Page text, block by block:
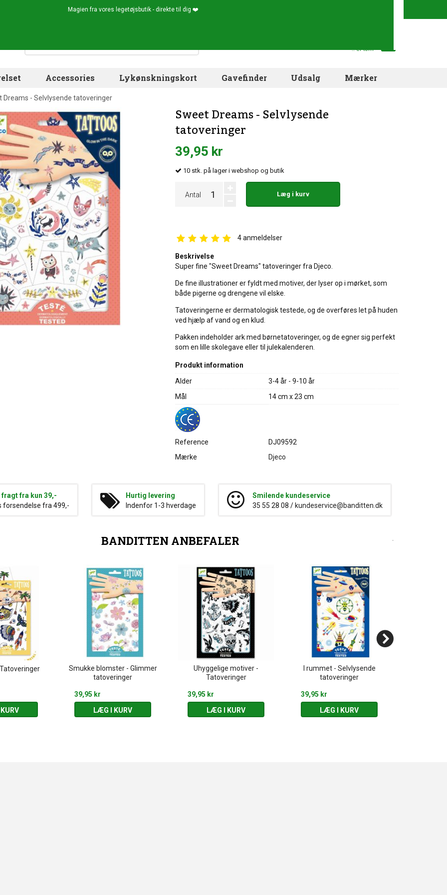
Magien fra vores legetøjsbutik - direkte til dig ❤️
.. er tom
Accessories Lykønskningskort Gavefinder Udsalg Mærker
Dreams - Selvlysende tatoveringer
Sweet Dreams - Selvlysende
tatoveringer
39,95 kr
10 stk. på lager i webshop og butik
Antal Læg i kurv
4anmeldelser
Beskrivelse
Super fine "Sweet Dreams" tatoveringer fra Djeco.
De fine illustrationer er fyldt med motiver, der lyser op i mørket, som
både pigerne og drengene vil elske.
Tatoveringerne er dermatologisk testede, og de overføres let på huden
ved hjælp af vand og en klud.
Pakken indeholder ark med børnetatoveringer, og de egner sig perfekt
som en lille skolegave eller til julekalenderen.
Produkt information
Alder
3-4 år - 9-10 år
Mål
14 cm x 23 cm
Reference
DJ09592
Mærke
Djeco
fragt fra kun 39,-
forsendelse fra 499,-
Hurtig levering
Indenfor 1-3 hverdage
Smilende kundeservice
35 55 28 08 / kundeservice@banditten.dk
BANDITTEN ANBEFALER
Smukke blomster - Glimmer
tatoveringer
39,95 kr
LÆG I KURV
Uhyggelige motiver -
Tatoveringer
39,95 kr
LÆG I KURV
I rummet - Selvlysende
tatoveringer
39,95 kr
LÆG I KURV